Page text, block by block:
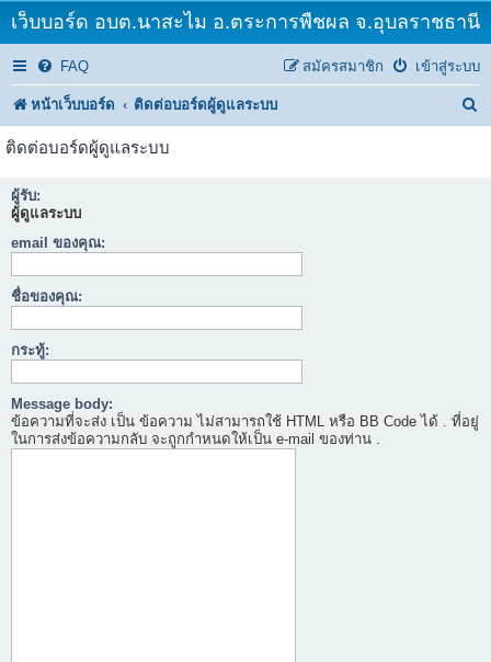
เว็บบอร์ด อบต.นาสะไม อ.ตระการพืชผล จ.อุบลราชธานี
FAQ เข้าสู่ระบบ
สมัครสมาชิก
หน้าเว็บบอร์ด ติดต่อบอร์ดผู้ดูแลระบบ
ติดต่อบอร์ดผู้ดูแลระบบ
ผู้รับ:
ผู้ดูแลระบบ
email ของคุณ:
ชื่อของคุณ:
กระทู้:
Message body:
ข้อความที่จะส่ง เป็น ข้อความ ไม่สามารถใช้ HTML หรือ BB Code ได้ . ที่อยู่
ในการส่งข้อความกลับ จะถูกกำหนดให้เป็น e-mail ของท่าน .